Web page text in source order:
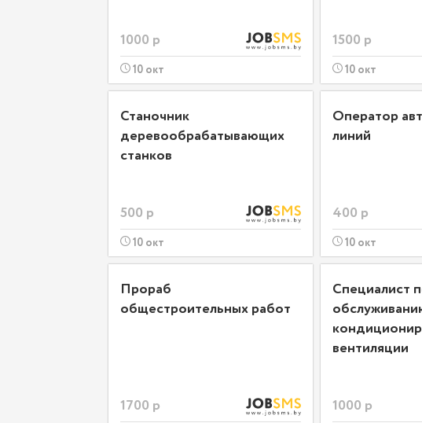
1000 р
10 окт
1500 р
10 окт
Станочник
деревообрабатывающих
станков
500 р
10 окт
Оператор
линий
400 р
10 окт
Прораб
общестроительных работ
1700 р
Специалист
вентиляции
1000 р